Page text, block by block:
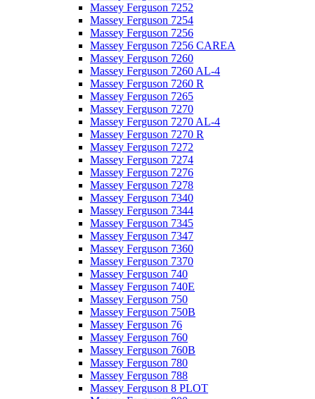
Massey Ferguson 7252
Massey Ferguson 7254
Massey Ferguson 7256
Massey Ferguson 7256 CAREA
Massey Ferguson 7260
Massey Ferguson 7260 AL-4
Massey Ferguson 7260 R
Massey Ferguson 7265
Massey Ferguson 7270
Massey Ferguson 7270 AL-4
Massey Ferguson 7270 R
Massey Ferguson 7272
Massey Ferguson 7274
Massey Ferguson 7276
Massey Ferguson 7278
Massey Ferguson 7340
Massey Ferguson 7344
Massey Ferguson 7345
Massey Ferguson 7347
Massey Ferguson 7360
Massey Ferguson 7370
Massey Ferguson 740
Massey Ferguson 740E
Massey Ferguson 750
Massey Ferguson 750B
Massey Ferguson 76
Massey Ferguson 760
Massey Ferguson 760B
Massey Ferguson 780
Massey Ferguson 788
Massey Ferguson 8 PLOT